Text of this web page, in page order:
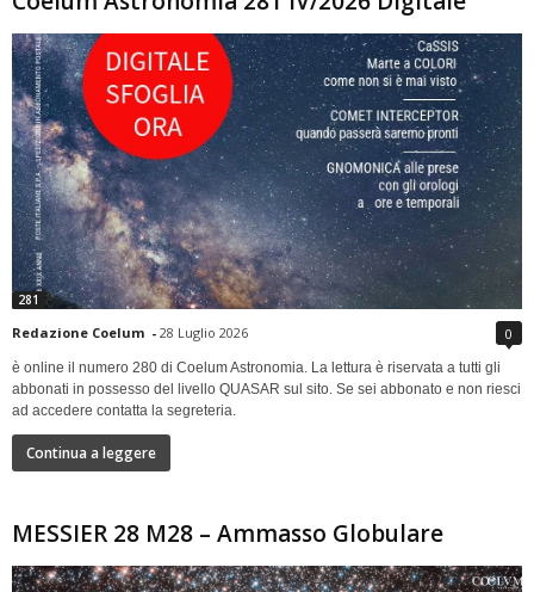
281
Redazione Coelum - 28 Luglio 2026 0
è online il numero 280 di Coelum Astronomia. La lettura è riservata a tutti gli
abbonati in possesso del livello QUASAR sul sito. Se sei abbonato e non riesci
ad accedere contatta la segreteria.
Continua a leggere
MESSIER 28 M28 – Ammasso Globulare